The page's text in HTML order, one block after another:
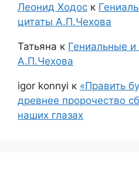
Леонид Ходос к
цитаты А.П.Чехова
Татьяна к Гениальные
А.П.Чехова
igor konnyi к «Править
древнее пророчество
наших глазах